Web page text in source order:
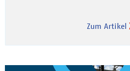
Zum Artikel